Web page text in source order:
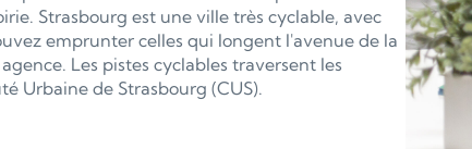
Strasbourg est une ville très cyclable, avec
emprunter celles qui longent l'avenue de la
Les pistes cyclables traversent les
Urbaine de Strasbourg (CUS).